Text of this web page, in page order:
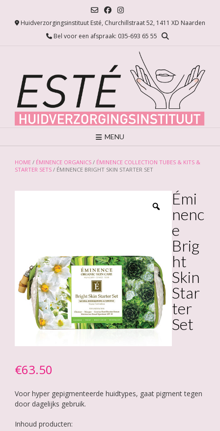
Huidverzorgingsinstituut Esté, Churchillstraat 52, 1411 XD Naarden
Bel voor een afspraak: 035-693 65 55
MENU
HOME / ÉMINENCE ORGANICS / ÉMINENCE COLLECTION TUBES & KITS &
STARTER SETS / ÉMINENCE BRIGHT SKIN STARTER SET
Émi
nenc
e
Brig
ht
Skin
Star
ter
Set
€63.50
Voor hyper gepigmenteerde huidtypes, gaat pigment tegen
door dagelijks gebruik.
Inhoud producten: